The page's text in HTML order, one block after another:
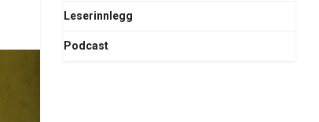
Leserinnlegg
Podcast